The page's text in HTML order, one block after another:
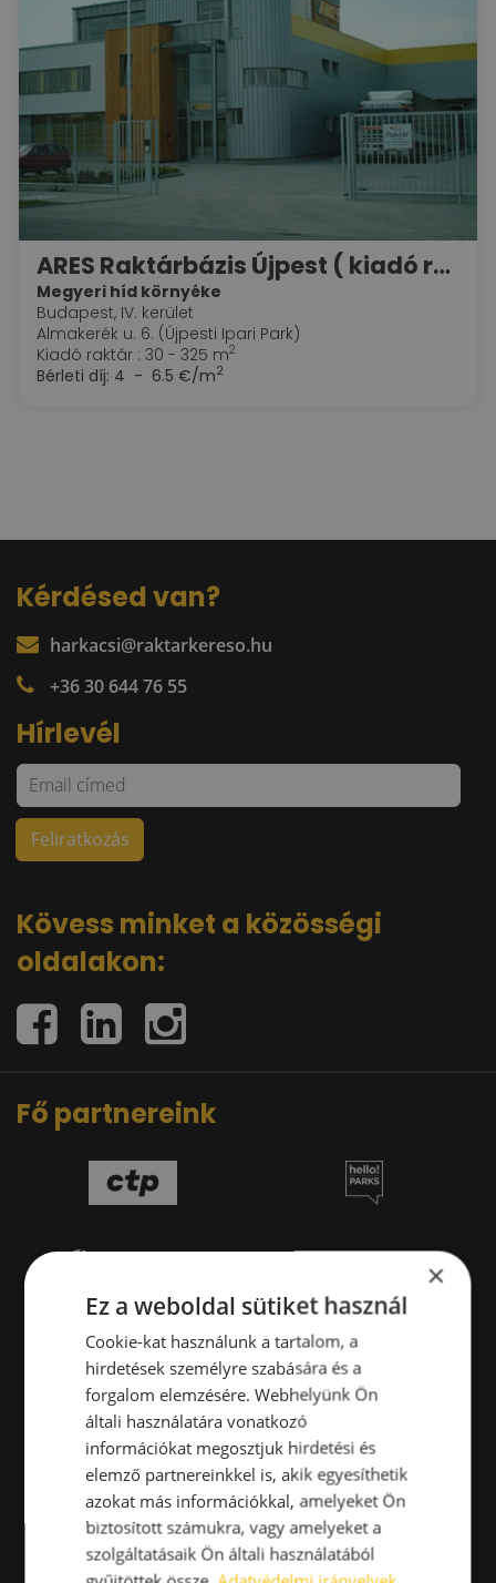
ARES Raktárbázis Újpest ( kiadó raktár + iroda )
Megyeri híd környéke
Budapest, IV. kerület
Almakerék u. 6. (Újpesti Ipari Park)
Kiadó raktár : 30 - 325 m2
Bérleti díj: 4 - 6.5 €/m2
Kérdésed van?
harkacsi@raktarkereso.hu
+36 30 644 76 55
Hírlevél
Kövess minket a közösségi
oldalakon:
Fő partnereink
×
Ez a weboldal sütiket használ
Cookie-kat használunk a tartalom, a
hirdetések személyre szabására és a
forgalom elemzésére. Webhelyünk Ön
általi használatára vonatkozó
információkat megosztjuk hirdetési és
elemző partnereinkkel is, akik egyesíthetik
azokat más információkkal, amelyeket Ön
biztosított számukra, vagy amelyeket a
szolgáltatásaik Ön általi használatából